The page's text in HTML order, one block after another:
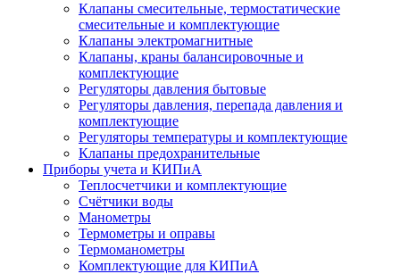
Клапаны смесительные, термостатические
смесительные и комплектующие
Клапаны электромагнитные
Клапаны, краны балансировочные и
комплектующие
Регуляторы давления бытовые
Регуляторы давления, перепада давления и
комплектующие
Регуляторы температуры и комплектующие
Клапаны предохранительные
Приборы учета и КИПиА
Теплосчетчики и комплектующие
Счётчики воды
Манометры
Термометры и оправы
Термоманометры
Комплектующие для КИПиА